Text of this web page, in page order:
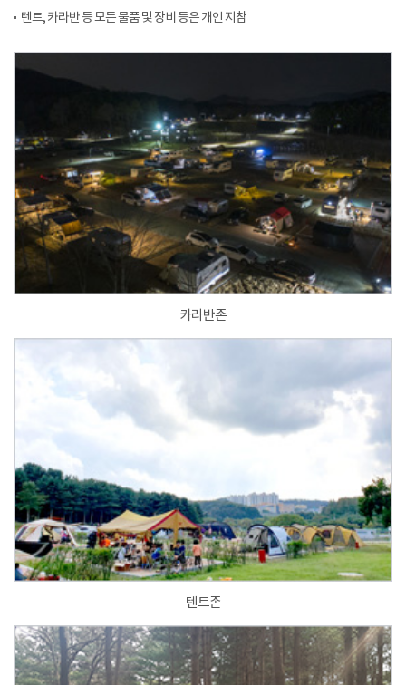
텐트, 카라반 등 모든 물품 및 장비 등은 개인 지참
카라반존
텐트존